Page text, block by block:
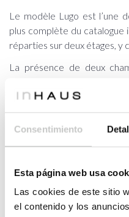
Consentimiento
Esta página web usa
Las cookies de este sitio
el contenido y los
Le modèle Lugo est l’une
plus complète du catalogue
réparties sur deux étages, y
La présence de deux
la possibilité de dédier un
à un bureau. La maison
longitudinale principale.
SURF.UTILE
(habitable)
188,19